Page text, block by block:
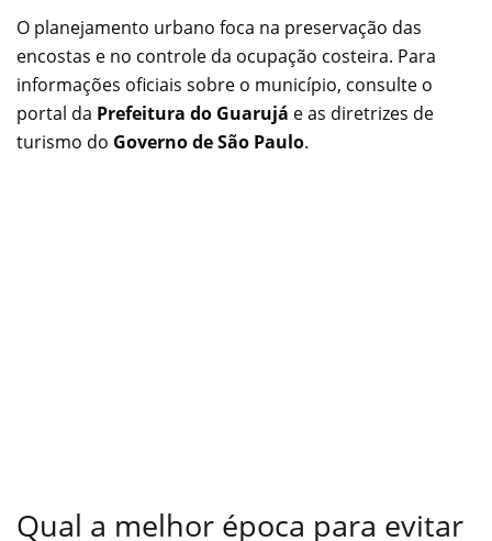
O planejamento urbano foca na preservação das
encostas e no controle da ocupação costeira. Para
informações oficiais sobre o município, consulte o
portal da Prefeitura do Guarujá e as diretrizes de
turismo do Governo de São Paulo.
Qual a melhor época para evitar